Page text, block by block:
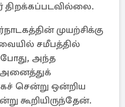
முயற்சிக்கு
சமீபத்தில்
அந்த
அனைத்துக்
சென்று ஒன்றிய
கூறியிருந்தேன்.